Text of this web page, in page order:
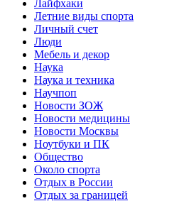
Лайфхаки
Летние виды спорта
Личный счет
Люди
Мебель и декор
Наука
Наука и техника
Научпоп
Новости ЗОЖ
Новости медицины
Новости Москвы
Ноутбуки и ПК
Общество
Около спорта
Отдых в России
Отдых за границей